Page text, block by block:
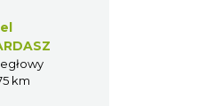
km